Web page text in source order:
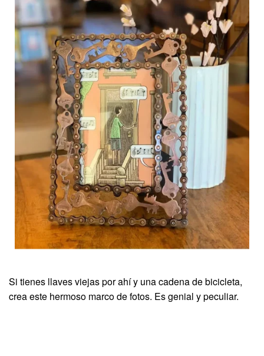
Si tienes llaves viejas por ahí y una cadena de bicicleta,
crea este hermoso marco de fotos. Es genial y peculiar.